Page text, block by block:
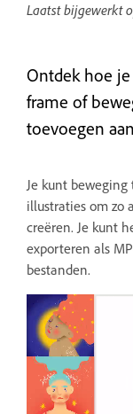
Laatst bijgewerkt
Ontdek hoe
frame of
toevoegen
Je kunt
illustraties om zo
creëren. Je kunt
exporteren als
bestanden.